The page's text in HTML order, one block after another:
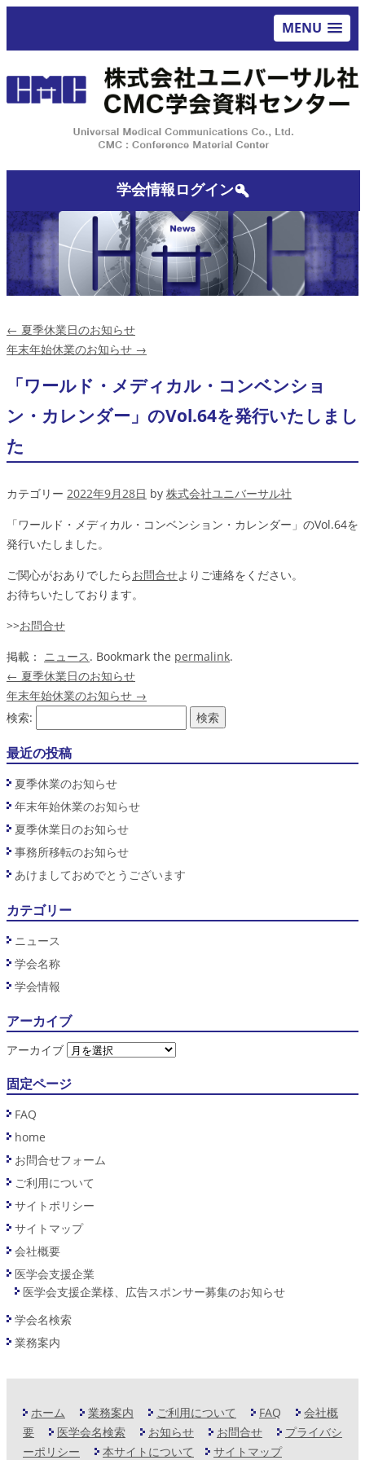
MENU
学会情報ログイン
← 夏季休業日のお知らせ
年末年始休業のお知らせ →
「ワールド・メディカル・コンベンショ
ン・カレンダー」のVol.64を発行いたしまし
た
カテゴリー 2022年9月28日 by 株式会社ユニバーサル社
「ワールド・メディカル・コンベンション・カレンダー」のVol.64を
発行いたしました。
ご関心がおありでしたらお問合せよりご連絡をください。
お待ちいたしております。
>>お問合せ
掲載： ニュース. Bookmark the permalink.
← 夏季休業日のお知らせ
年末年始休業のお知らせ →
検索:
最近の投稿
夏季休業のお知らせ
年末年始休業のお知らせ
夏季休業日のお知らせ
事務所移転のお知らせ
あけましておめでとうございます
カテゴリー
ニュース
学会名称
学会情報
アーカイブ
アーカイブ
固定ページ
FAQ
home
お問合せフォーム
ご利用について
サイトポリシー
サイトマップ
会社概要
医学会支援企業
医学会支援企業様、広告スポンサー募集のお知らせ
学会名検索
業務案内
ホーム 業務案内 ご利用について FAQ
会社概
要
医学会名検索 お知らせ お問合せ
プライバシ
ーポリシー
本サイトについて サイトマップ